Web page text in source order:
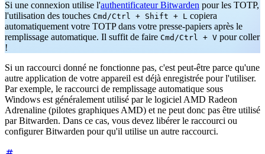
Si une connexion utilise l'authentificateur Bitwarden pour les TOTP,
l'utilisation des touches Cmd/Ctrl + Shift + L copiera
automatiquement votre TOTP dans votre presse-papiers après le
remplissage automatique. Il suffit de faire Cmd/Ctrl + V pour coller
!
Si un raccourci donné ne fonctionne pas, c'est peut-être parce qu'une
autre application de votre appareil est déjà enregistrée pour l'utiliser.
Par exemple, le raccourci de remplissage automatique sous
Windows est généralement utilisé par le logiciel AMD Radeon
Adrenaline (pilotes graphiques AMD) et ne peut donc pas être utilisé
par Bitwarden. Dans ce cas, vous devez libérer le raccourci ou
configurer Bitwarden pour qu'il utilise un autre raccourci.